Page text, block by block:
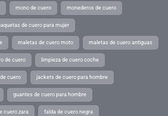
mono de cuero monederos de cuero
de cuero para mujer
maletas de cuero moto maletas de cuero antiguas
de cuero limpieza de cuero coche
cuero jackets de cuero para hombre
guantes de cuero para hombre
cuero zara falda de cuero negra